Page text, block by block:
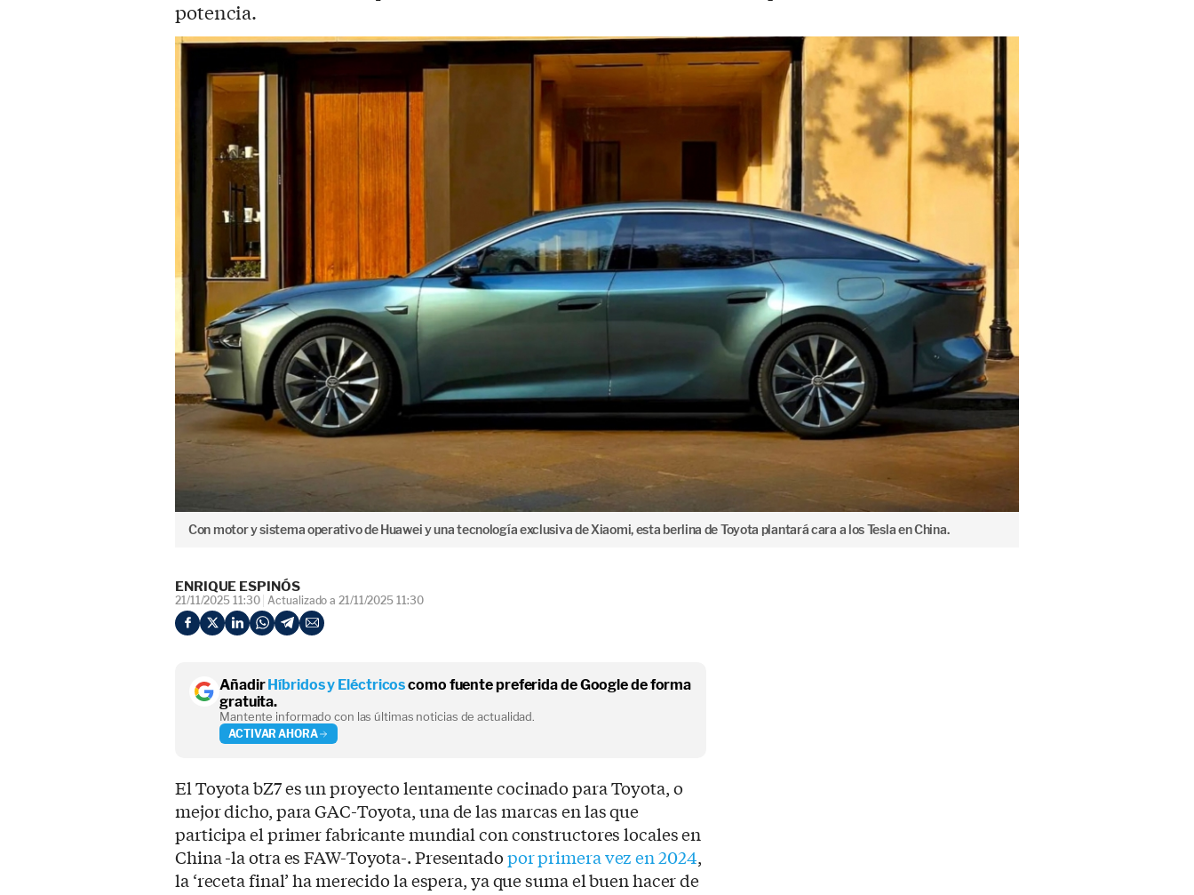
potencia.
Con motor y sistema operativo de Huawei y una tecnología exclusiva de Xiaomi, esta berlina de Toyota plantará cara a los Tesla en China.
ENRIQUE ESPINÓS
21/11/2025 11:30 Actualizado a 21/11/2025 11:30
Añadir Híbridos y Eléctricoscomo fuente preferida de Google de forma
gratuita.
Mantente informado con las últimas noticias de actualidad.
ACTIVAR AHORA
El Toyota bZ7 es un proyecto lentamente cocinado para Toyota, o
mejor dicho, para GAC-Toyota, una de las marcas en las que
participa el primer fabricante mundial con constructores locales en
China -la otra es FAW-Toyota-. Presentadopor primera vez en 2024,
la ‘receta final’ ha merecido la espera, ya que suma el buen hacer de